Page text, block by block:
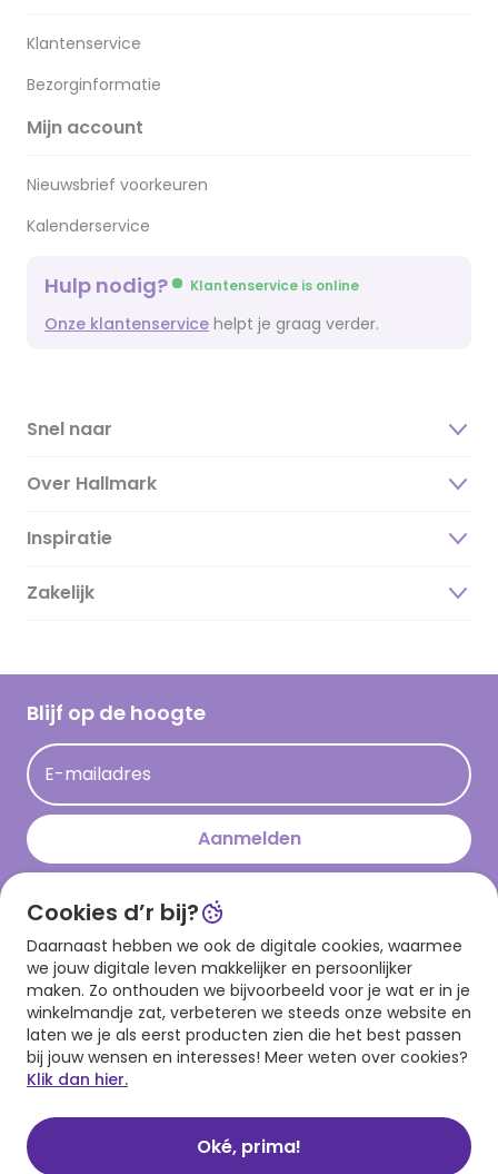
Klantenservice
Bezorginformatie
Mijn account
Nieuwsbrief voorkeuren
Kalenderservice
Hulp nodig? Klantenservice is online
Onze klantenservice helpt je graag verder.
Snel naar
Over Hallmark
Over ons
Duurzaamheid
Hallmark Kaartclub
Acties
Persberichten
Hallmark en Kinderpostzegels
Inspiratie
Magazine
Cadeau inspiratie
Kaartinspiratie
Zakelijk
Blijf op de hoogte
E-mailadres
Aanmelden
Download onze app
Cookies d’r bij?
Daarnaast hebben we ook de digitale cookies, waarmee
we jouw digitale leven makkelijker en persoonlijker
maken. Zo onthouden we bijvoorbeeld voor je wat er in je
winkelmandje zat, verbeteren we steeds onze website en
laten we je als eerst producten zien die het best passen
bij jouw wensen en interesses! Meer weten over cookies?
Klik dan hier.
Oké, prima!